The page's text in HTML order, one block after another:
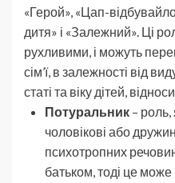
«Герой», «Цап-
дитя» і «Залежний». Ці
рухливими, і можуть
сім’ї, в залежності від
статі та віку дітей,
Потуральник –
чоловікові або
психотропних
батьком, тоді це